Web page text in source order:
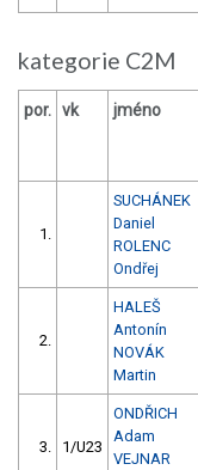
kategorie C2M
por. vk jméno
1.
SUCHÁNEK
Daniel
ROLENC
Ondřej
2.
HALEŠ
Antonín
NOVÁK
Martin
3. 1/U23
ONDŘICH
Adam
VEJNAR